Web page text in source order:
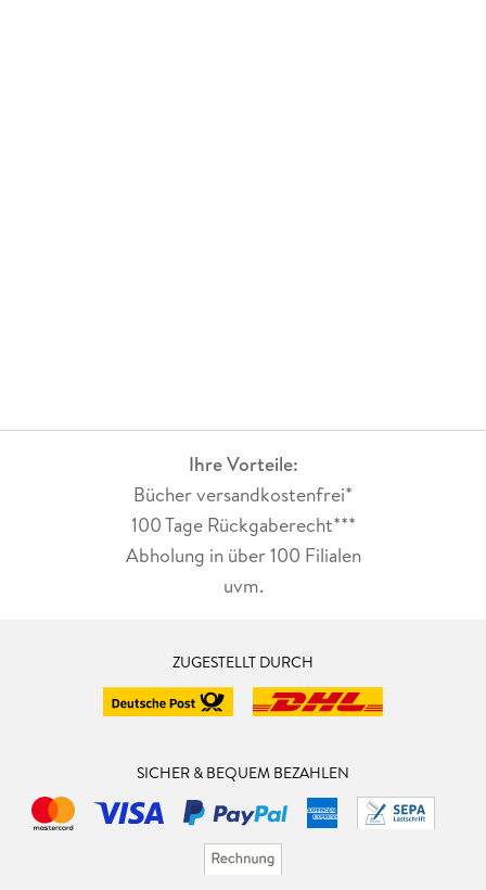
Ihre Vorteile:
Bücher versandkostenfrei*
100 Tage Rückgaberecht***
Abholung in über 100 Filialen
uvm.
ZUGESTELLT DURCH
SICHER & BEQUEM BEZAHLEN